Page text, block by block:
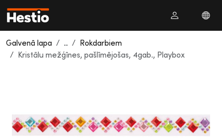
Galvenā lapa ..
Rokdarbiem
Kristālu mežģīnes, pašlīmējošas, 4gab., Playbox